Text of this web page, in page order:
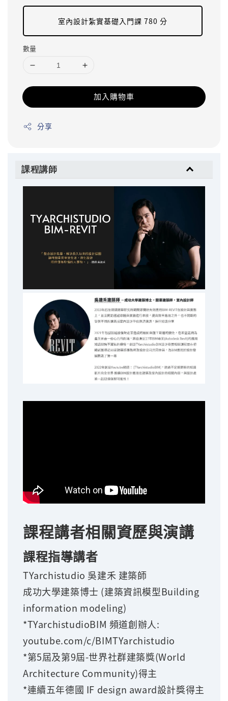
室內設計紮實基礎入門課 780 分
數量
加入購物車
分享
課程講師
課程講者相關資歷與演講
課程指導講者
TYarchistudio 吳建禾 建築師
成功大學建築博士 (建築資訊模型Building
information modeling)
*TYarchistudioBIM 頻道創辦人:
youtube.com/c/BIMTYarchistudio
*第5屆及第9屆-世界社群建築獎(World
Architecture Community)得主
*連續五年德國 IF design award設計獎得主